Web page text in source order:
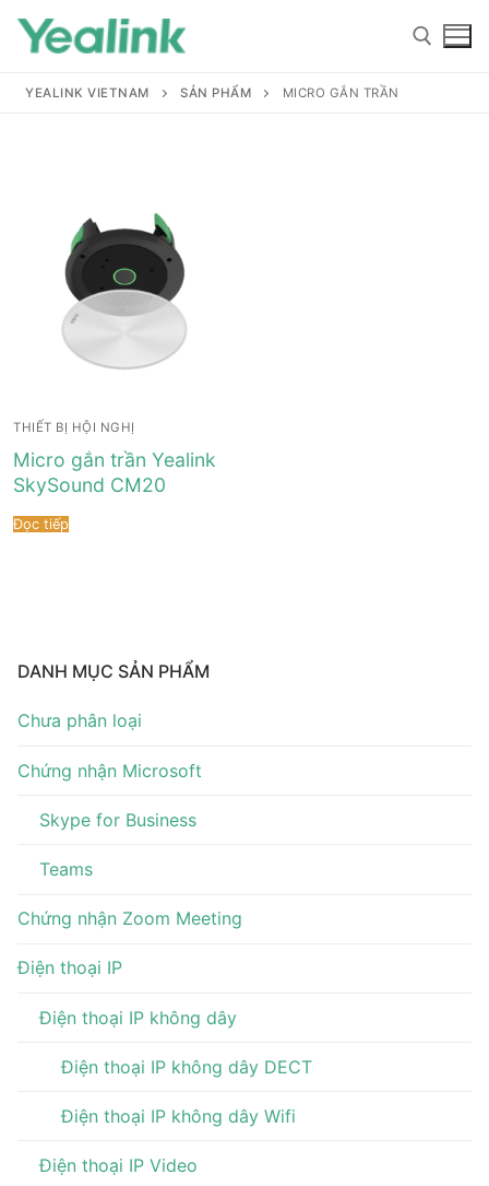
Home
Sản phẩm
Hỗ trợ
Tài liệu hướng dẫn
Tài liệu hướng dẫn
Đại lý
Tin tức
YEALINK VIETNAM SẢN PHẨM MICRO GẮN TRẦN
THIẾT BỊ HỘI NGHỊ
Micro gắn trần Yealink
SkySound CM20
Đọc tiếp
DANH MỤC SẢN PHẨM
Chưa phân loại
Chứng nhận Microsoft
Skype for Business
Teams
Chứng nhận Zoom Meeting
Điện thoại IP
Điện thoại IP không dây
Điện thoại IP không dây DECT
Điện thoại IP không dây Wifi
Điện thoại IP Video